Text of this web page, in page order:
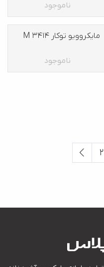
ناموجود
مایکروویو توکار M 3414
ناموجود
2